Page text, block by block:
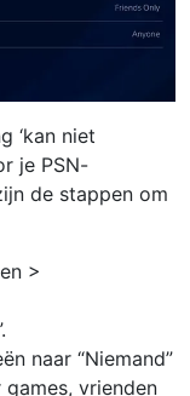
‘kan niet
je PSN-
de stappen om
>
naar “Niemand”
vrienden